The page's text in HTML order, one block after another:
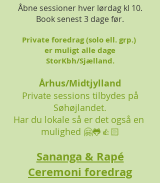
Åbne sessioner hver lørdag kl 10.
Book senest 3 dage før.
Private foredrag (solo ell. grp.)
er muligt alle dage
StorKbh/Sjælland.
Århus/Midtjylland
Private sessions tilbydes på
Søhøjlandet.
Har du lokale så er det også en
mulighed 🤗🐸👍🏻
Sananga & Rapé
Ceremoni foredrag